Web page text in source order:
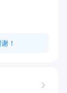
细心。
！